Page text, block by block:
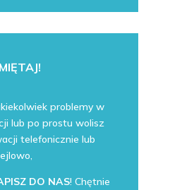
problemy w
lub po prostu wolisz
telefonicznie lub
DO NAS! Chętnie